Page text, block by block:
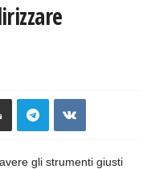
gli strumenti giusti